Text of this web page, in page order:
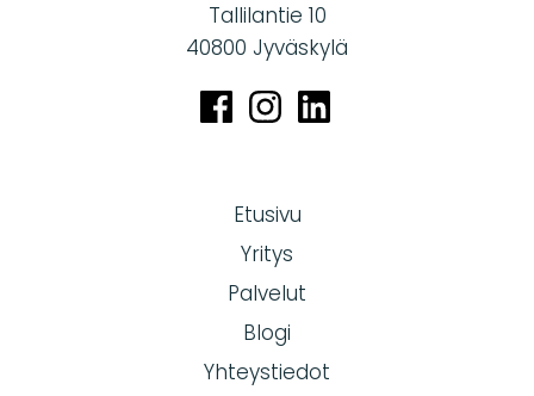
Tallilantie 10
40800 Jyväskylä
Etusivu
Yritys
Palvelut
Blogi
Yhteystiedot